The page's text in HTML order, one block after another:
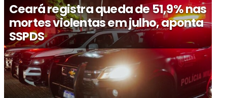
Ceará registra queda de 51,9% nas
mortes violentas em julho, aponta
SSPDS